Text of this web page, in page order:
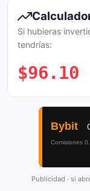
Si hubieras
tendrías:
$96.10
Publicidad · si